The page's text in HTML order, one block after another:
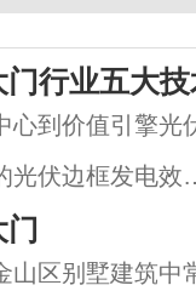
行业五大
心到价值引擎光
光伏边框发电效
K值0.5W/㎡·K）
筑能耗65%，已
山区别墅建筑中